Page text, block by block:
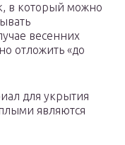
в который можно
весенних
отложить «до
для укрытия
являются